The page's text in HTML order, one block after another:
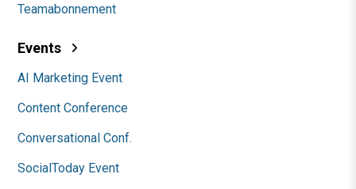
Teamabonnement
Events
AI Marketing Event
Content Conference
Conversational Conf.
SocialToday Event